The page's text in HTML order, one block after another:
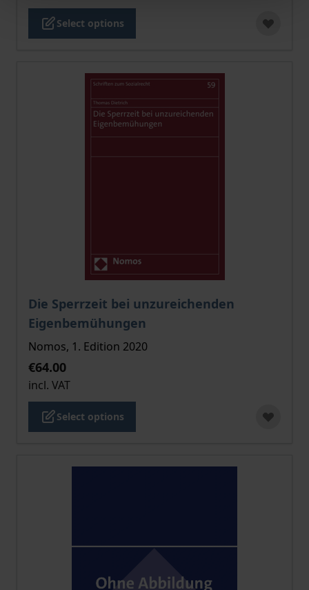
Select options
Die Sperrzeit bei unzureichenden
Eigenbemühungen
The price depends on the options chosen on the
Nomos, 1. Edition 2020
€64.00
incl. VAT
Select options